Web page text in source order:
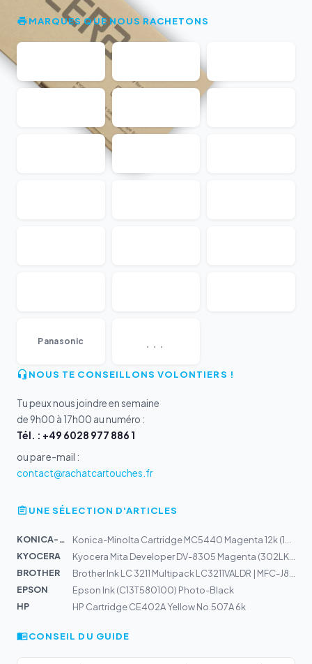
MARQUES QUE NOUS RACHETONS
Panasonic ...
NOUS TE CONSEILLONS VOLONTIERS !
Tu peux nous joindre en semaine
de 9h00 à 17h00 au numéro :
Tél. : +49 6028 977 886 1
ou par e-mail :
contact@rachatcartouches.fr
UNE SÉLECTION D'ARTICLES
KONICA-MIN...
Konica-Minolta Cartridge MC5440 Magenta 12k (1710604-00...
KYOCERA
Kyocera Mita Developer DV-8305 Magenta (302LK93040)
BROTHER
Brother Ink LC 3211 Multipack LC3211VALDR | MFC-J890DW,...
EPSON
Epson Ink (C13T580100) Photo-Black
HP
HP Cartridge CE402A Yellow No.507A 6k
CONSEIL DU GUIDE